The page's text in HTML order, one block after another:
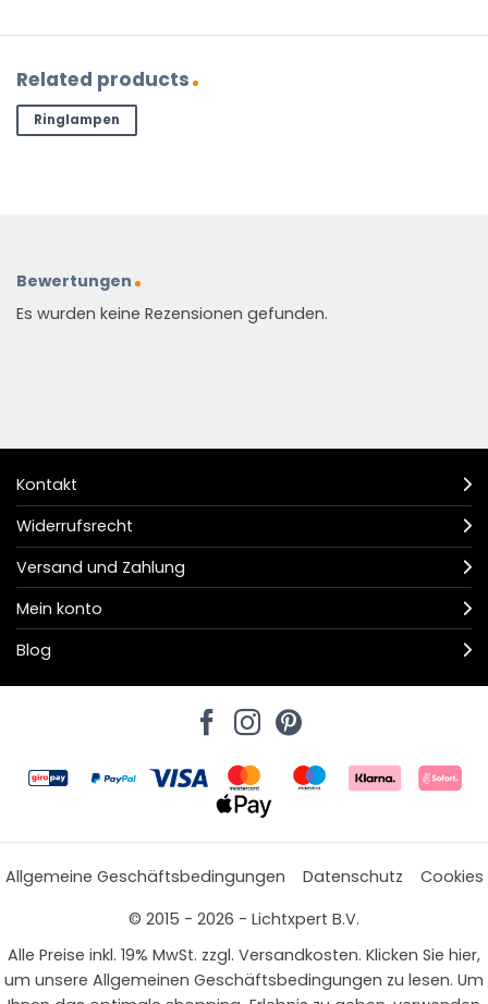
Related products
Ringlampen
Bewertungen
Es wurden keine Rezensionen gefunden.
Kontakt
Widerrufsrecht
Versand und Zahlung
Mein konto
Blog
Allgemeine Geschäftsbedingungen Datenschutz
Cookies
© 2015 - 2026 - Lichtxpert B.V.
Alle Preise inkl. 19% MwSt. zzgl. Versandkosten. Klicken Sie hier,
um unsere Allgemeinen Geschäftsbedingungen zu lesen. Um